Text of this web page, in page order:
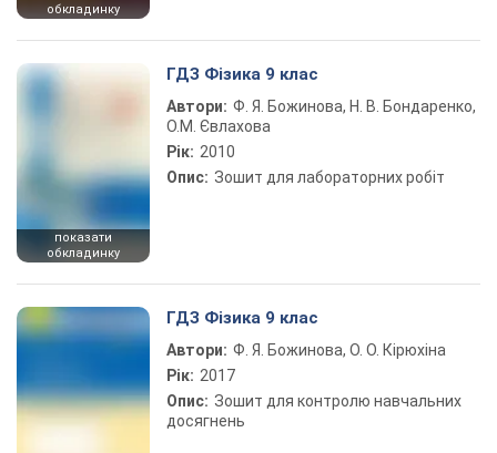
обкладинку
показати
обкладинку
ГДЗ Фізика 9 клас
Автори: Ф. Я. Божинова, Н. В. Бондаренко,
О.М. Євлахова
Рік: 2010
Опис: Зошит для лабораторних робіт
ГДЗ Фізика 9 клас
Автори: Ф. Я. Божинова, О. О. Кірюхіна
Рік: 2017
Опис: Зошит для контролю навчальних
досягнень